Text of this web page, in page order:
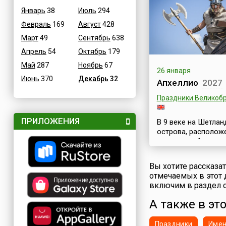
Январь 38
Февраль 169
Март49
Апрель 54
Май 287
Июнь 370
Июль 294
Август428
Сентябрь 638
Октябрь 179
Ноябрь 67
Декабрь 32
ПРИЛОЖЕНИЯ
змеи, несомненно,
одним из
мечты человека о
в небо. История
и развития
змеев впечатляет
протяженностью и
завораживает своей
насыщенностью.
неслучайно
бумажных змеев
странах мира и
и любит...
26 января
Апхеллио 2027
Праздники
В 9 веке на
острова,
рядом с
викинги,
страницу в истории
островов. Этому
и посвящен
праздник Апхеллио
Up Helly Аa),
Вы хотите
отмечаемых в этот
включим в раздел
А также в
Праздники